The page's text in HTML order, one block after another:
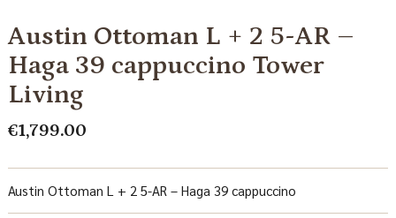
Austin Ottoman L + 2 5-AR –
Haga 39 cappuccino Tower
Living
€1,799.00
Austin Ottoman L + 2 5-AR – Haga 39 cappuccino